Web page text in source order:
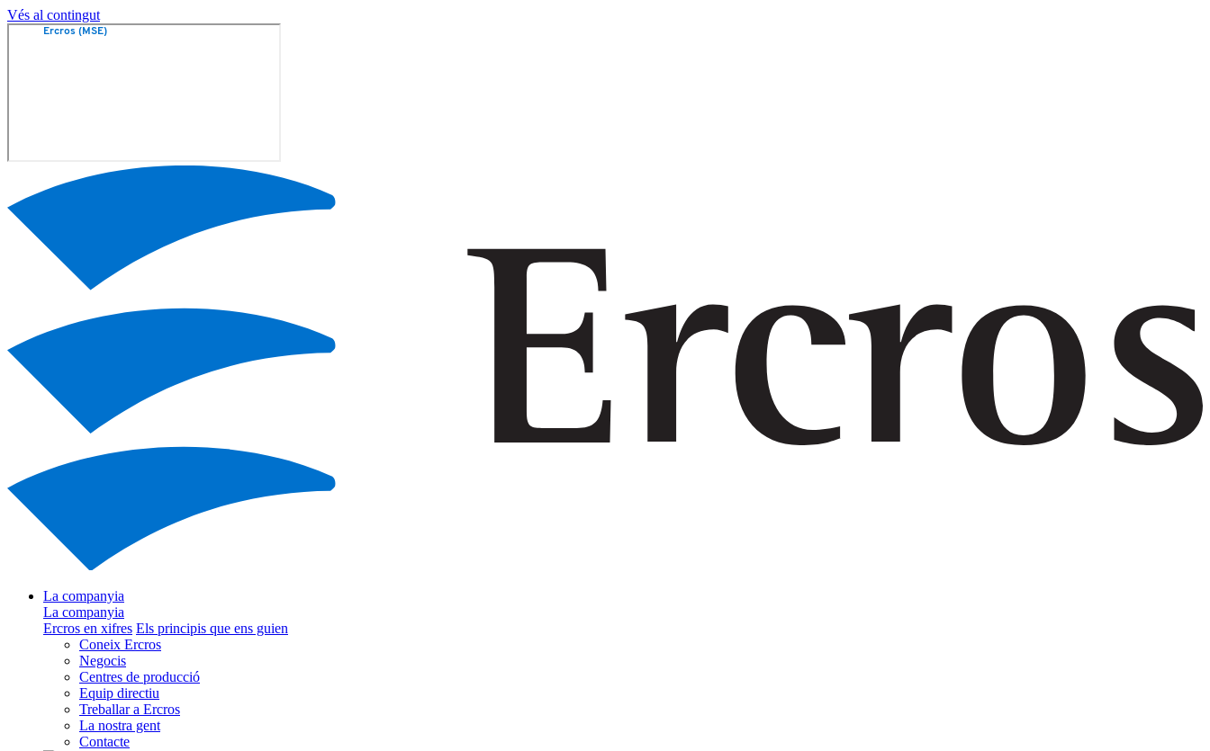
Vés al contingut
La companyia
La companyia
Ercros en xifres Els principis que ens guien
Coneix Ercros
Negocis
Centres de producció
Equip directiu
Treballar a Ercros
La nostra gent
Contacte